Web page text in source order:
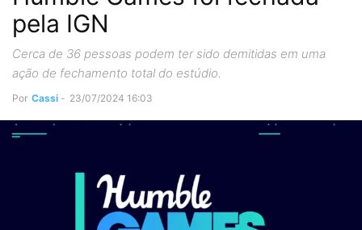
pela IGN
Cerca de 36 pessoas podem ter sido demitidas em uma
ação de fechamento total do estúdio.
Por Cassi - 23/07/2024 16:03